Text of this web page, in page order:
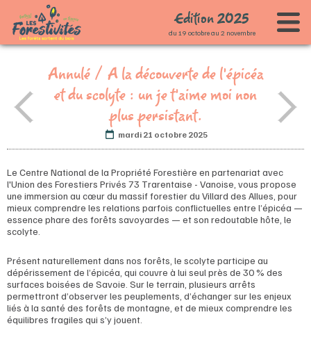
Edition2025
du 19 octobre au 2 novembre
Le festival
Présentation du festival
Les co-porteurs
Programme
Agenda
Carte des animations
Journée d'ouverture - 19 octobre
Spectacle "REBRANCHAGE"
Spectacle "Ça souffle dans les arbres"
Infos pratiques
Partenaires
Espace presse
Contact
Annulé / A la découverte de l'épicéa
et du scolyte : un je t’aime moi non
plus persistant.
mardi 21 octobre 2025
Le Centre National de la Propriété Forestière en partenariat avec
l'Union des Forestiers Privés 73 Trarentaise - Vanoise, vous propose
une immersion au cœur du massif forestier du Villard des Allues, pour
mieux comprendre les relations parfois conflictuelles entre l’épicéa —
essence phare des forêts savoyardes — et son redoutable hôte, le
scolyte.
Présent naturellement dans nos forêts, le scolyte participe au
dépérissement de l’épicéa, qui couvre à lui seul près de 30 % des
surfaces boisées de Savoie. Sur le terrain, plusieurs arrêts
permettront d’observer les peuplements, d’échanger sur les enjeux
liés à la santé des forêts de montagne, et de mieux comprendre les
équilibres fragiles qui s’y jouent.